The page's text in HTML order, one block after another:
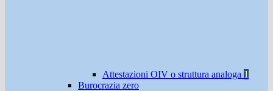
Attestazioni OIV o struttura analoga 1
Burocrazia zero